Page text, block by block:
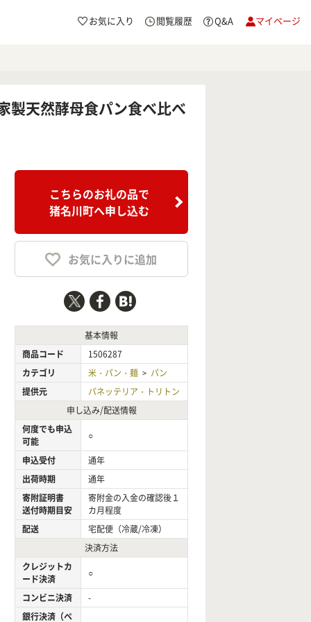
お気に入り 閲覧履歴 Q&A マイページ
製天然酵母食パン食べ比べ
こちらのお礼の品で
猪名川町へ申し込む
お気に入りに追加
基本情報
商品コード
1506287
カテゴリ
米・パン・麺 > パン
提供元
パネッテリア・トリトン
申し込み/配送情報
何度でも申込
可能
○
申込受付
通年
出荷時期
通年
寄附証明書
送付時期目安
寄附金の入金の確認後１
カ月程度
配送
宅配便（冷蔵/冷凍）
決済方法
クレジットカ
ード決済
○
コンビニ決済
-
銀行決済（ペ